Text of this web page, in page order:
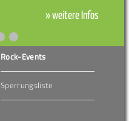
» weitere Infos
Rock-Events
Sperrungsliste